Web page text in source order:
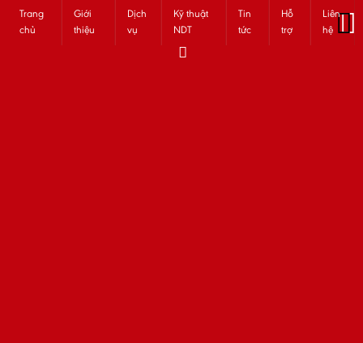
Trang
chủ
Giới
thiệu
Dịch
vụ
Kỹ thuật
NDT
Tin
tức
Hỗ
trợ
Liên
hệ